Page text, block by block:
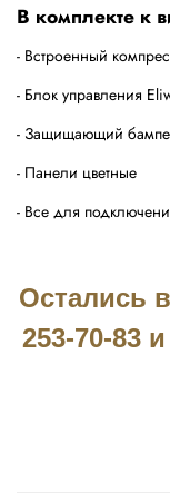
В комплекте к
- Встроенный
- Блок управления
- Защищающий
- Панели цветные
- Все для
Остались
253-70-83